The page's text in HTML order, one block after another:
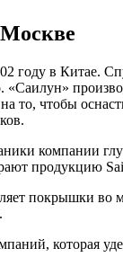
году в Китае.
то, чтобы
компании
продукцию
покрышки
которая